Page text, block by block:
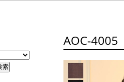
AOC-4005